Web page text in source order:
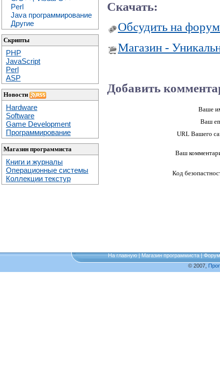
Perl
Java программирование
Другие
Скрипты
PHP
JavaScript
Perl
ASP
Новости
Hardware
Software
Game Development
Программирование
Магазин программиста
Книги и журналы
Операционные системы
Коллекции текстур
Скачать:
Обсудить на
Магазин -
Добавить
Ваше
Ваш
URL Вашего
Ваш
Код
На главную|Магазин программиста|Форум
© 2007,